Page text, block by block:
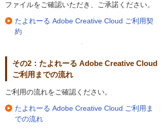
ファイルをご確認いただき、ご承諾ください。
たよれーる Adobe Creative Cloud ご利用契
約
その2：たよれーる Adobe Creative Cloud
ご利用までの流れ
ご利用の流れをご確認ください。
たよれーる Adobe Creative Cloud ご利用ま
での流れ